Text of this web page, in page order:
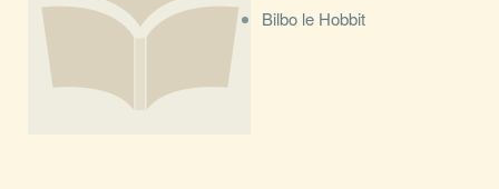
Bilbo le Hobbit